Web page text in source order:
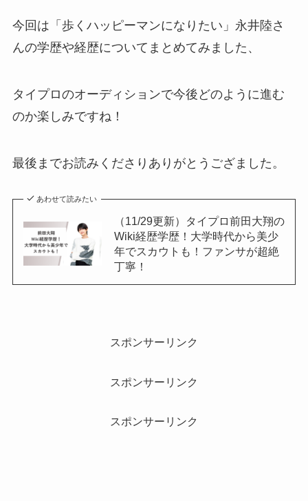
今回は「歩くハッピーマンになりたい」永井陸さ
んの学歴や経歴についてまとめてみました、
タイプロのオーディションで今後どのように進む
のか楽しみですね！
最後までお読みくださりありがとうござました。
あわせて読みたい
（11/29更新）タイプロ前田大翔の
Wiki経歴学歴！大学時代から美少
年でスカウトも！ファンサが超絶
丁寧！
スポンサーリンク
スポンサーリンク
スポンサーリンク